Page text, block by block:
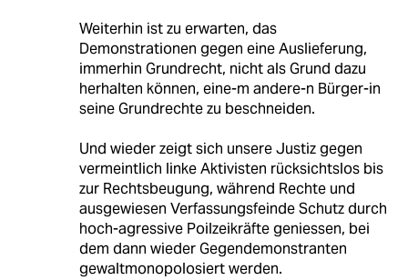
Weiterhin ist zu erwarten, das
Demonstrationen gegen eine Auslieferung,
immerhin Grundrecht, nicht als Grund dazu
herhalten können, eine-m andere-n Bürger-in
seine Grundrechte zu beschneiden.
Und wieder zeigt sich unsere Justiz gegen
vermeintlich linke Aktivisten rücksichtslos bis
zur Rechtsbeugung, während Rechte und
ausgewiesen Verfassungsfeinde Schutz durch
hoch-agressive Poilzeikräfte geniessen, bei
dem dann wieder Gegendemonstranten
gewaltmonopolosiert werden.